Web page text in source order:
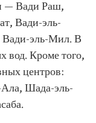
— Вади Раш,
Вади-эль-
Вади-эль-Мил. В
вод. Кроме того,
центров:
Шада-эль-